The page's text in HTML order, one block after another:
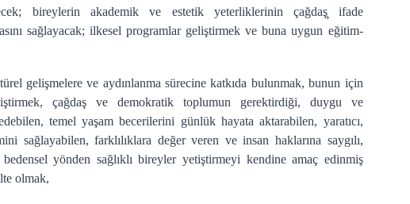
bireylerin akademik ve estetik yeterliklerinin çağdaş̧ ifade
sağlayacak; ilkesel programlar geliştirmek ve buna uygun eğitim-
gelişmelere ve aydınlanma sürecine katkıda bulunmak, bunun için
çağdaş ve demokratik toplumun gerektirdiği, duygu ve
temel yaşam becerilerini günlük hayata aktarabilen, yaratıcı,
sağlayabilen, farklılıklara değer veren ve insan haklarına saygılı,
yönden sağlıklı bireyler yetiştirmeyi kendine amaç edinmiş
olmak,